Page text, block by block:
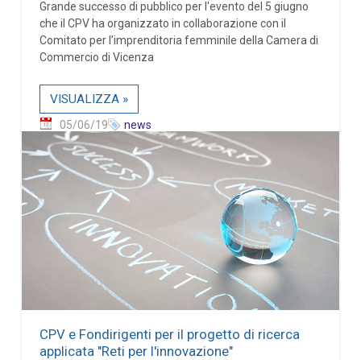
Grande successo di pubblico per l'evento del 5 giugno
che il CPV ha organizzato in collaborazione con il
Comitato per l’imprenditoria femminile della Camera di
Commercio di Vicenza
VISUALIZZA »
05/06/19 news
CPV e Fondirigenti per il progetto di ricerca
applicata "Reti per l'innovazione"